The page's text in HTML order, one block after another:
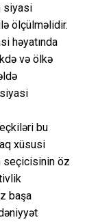
siyasi
ölçülməlidir.
həyatında
və ölkə
bu
xüsusi
seçicisinin öz
başa